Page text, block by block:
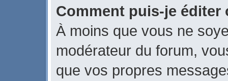
Comment puis-je éditer
À moins que vous ne
modérateur du forum,
que vos propres